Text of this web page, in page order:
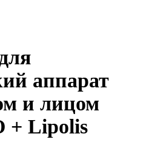
аппарат
и лицом
+ Lipolis